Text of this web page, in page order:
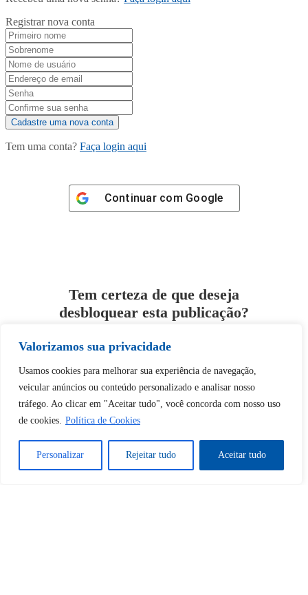
Valorizamos sua privacidade
Usamos cookies para melhorar sua experiência de navegação,
veicular anúncios ou conteúdo personalizado e analisar nosso
tráfego. Ao clicar em "Aceitar tudo", você concorda com nosso uso
de cookies. Política de Cookies
Personalizar Rejeitar tudo Aceitar tudo
Registrar nova conta
Tem uma conta? Faça login aqui
Continuar com Google
Tem certeza de que deseja
desbloquear esta publicação?
Desbloquear esquerda : 0
Sim Não